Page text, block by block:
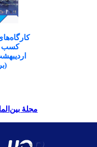
کسب و
اردیبهشت و
مجلۀ